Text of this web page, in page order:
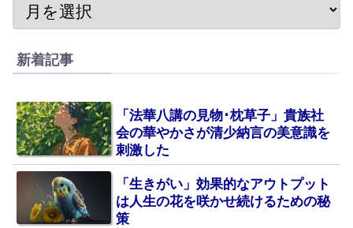
新着記事
「法華八講の見物･枕草子」貴族社
会の華やかさが清少納言の美意識を
刺激した
「生きがい」効果的なアウトプット
は人生の花を咲かせ続けるための秘
策